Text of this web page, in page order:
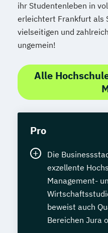
ihr Studentenleben in
erleichtert Frankfurt als
vielseitigen und
ungemein!
Alle
Pro
Die
exzellente
Management-
beweist auch
Bereichen Jura